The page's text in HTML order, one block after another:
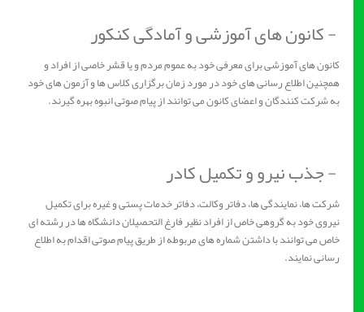
- کانون های آموزشی و آمادگی کنکور
کانون های آموزشی برای معرفی خود به عموم مردم و یا قشر خاصی از افراد و
همچنین اطلاع رسانی های خود در مورد زمان برگزاری کلاس ها و آزمون های خود
به شرکت کنندگان و اعضای کانون می توانند از پیام صوتی انبوه بهره گیرند.
- جذب نیرو و تکمیل کادر
شرکت ها، نمایندگی ها، دفاتر وکالت، دفاتر خدمات پستی و غیره برای تکمیل
نیروی خود به گروهی خاص از افراد نظیر فارغ التحصیلان دانشگاه ها در رشته ای
خاص می توانند با داشتن شماره های مربوطه از طریق پیام صوتی اقدام به اطلاع
رسانی نمایند.